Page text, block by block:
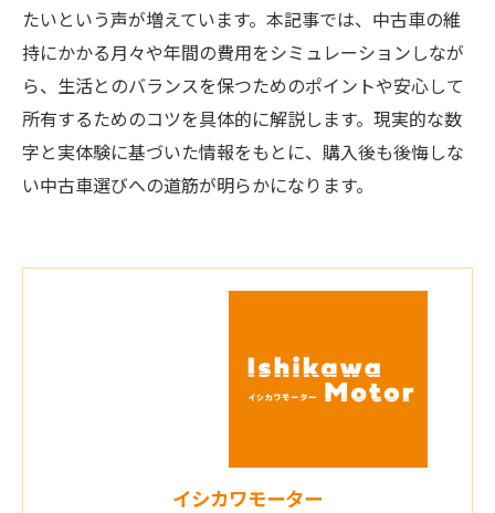
たいという声が増えています。本記事では、中古車の維
持にかかる月々や年間の費用をシミュレーションしなが
ら、生活とのバランスを保つためのポイントや安心して
所有するためのコツを具体的に解説します。現実的な数
字と実体験に基づいた情報をもとに、購入後も後悔しな
い中古車選びへの道筋が明らかになります。
イシカワモーター